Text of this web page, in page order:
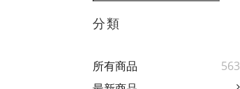
分類
所有商品
563